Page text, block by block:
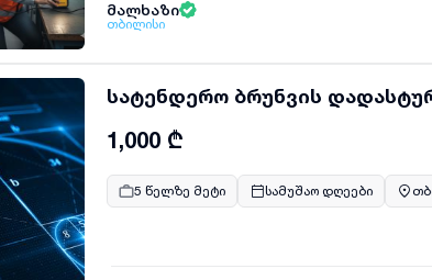
მალხაზი
თბილისი
სატენდერო ბრუნვის
1,000 ₾
5 წელზე მეტი სამუშაო დღეები